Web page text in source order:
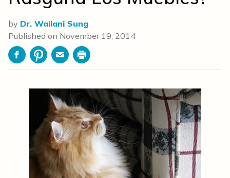
by Dr. Wailani Sung
Published on November 19, 2014
FacebookPinterestEmailPrint